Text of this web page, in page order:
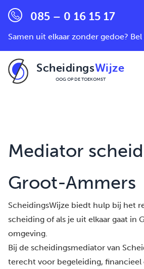
085 – 0 16 15 17
Samen uit elkaar zonder gedoe?
ScheidingsWijze
OOG OP DE TOEKOMST
Mediator
Groot-Ammers
ScheidingsWijze biedt hulp bij het
scheiding of als je uit elkaar gaat in
omgeving.
Bij de scheidingsmediator van
terecht voor begeleiding,